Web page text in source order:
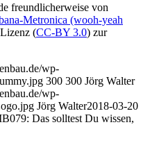
freundlicherweise von
Metronica (wooh-yeah
(CC-BY 3.0) zur
wp-
300 300 Jörg Walter
wp-
Jörg Walter2018-03-20
Das solltest Du wissen,